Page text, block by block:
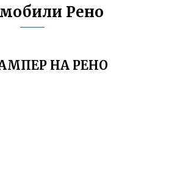
Рено
НА РЕНО